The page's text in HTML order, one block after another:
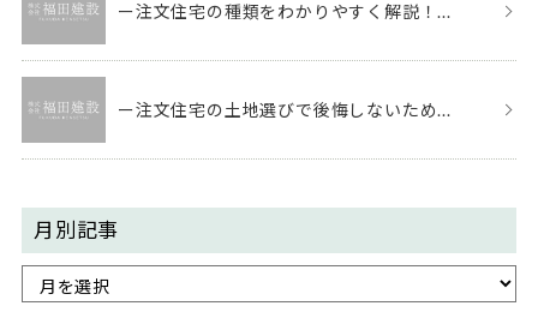
ー注文住宅の種類をわかりやすく解説！...
ー注文住宅の土地選びで後悔しないため...
月別記事